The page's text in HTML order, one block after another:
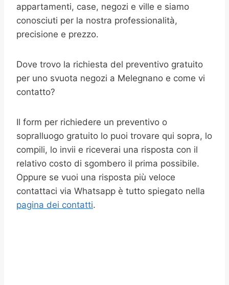
appartamenti, case, negozi e ville e siamo
conosciuti per la nostra professionalità,
precisione e prezzo.
Dove trovo la richiesta del preventivo gratuito
per uno svuota negozi a Melegnano e come vi
contatto?
Il form per richiedere un preventivo o
sopralluogo gratuito lo puoi trovare qui sopra, lo
compili, lo invii e riceverai una risposta con il
relativo costo di sgombero il prima possibile.
Oppure se vuoi una risposta più veloce
contattaci via Whatsapp è tutto spiegato nella
pagina dei contatti.